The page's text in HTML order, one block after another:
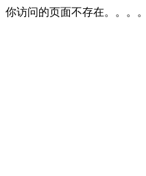
你访问的页面不存在。。。。